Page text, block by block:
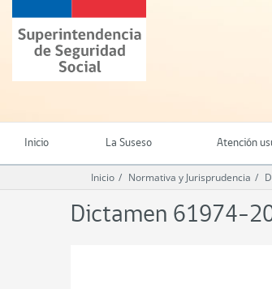
contenido
principal
Superintendencia
de
Seguridad
(SUSESO)
Chile
Inicio La Suseso Atención
Inicio Normativa y Jurisprudencia
Dictamen 61974-